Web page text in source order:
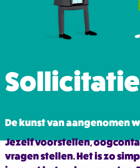
De kunst van aangenomen
Jezelf voorstellen,
vragen stellen. Het is zo